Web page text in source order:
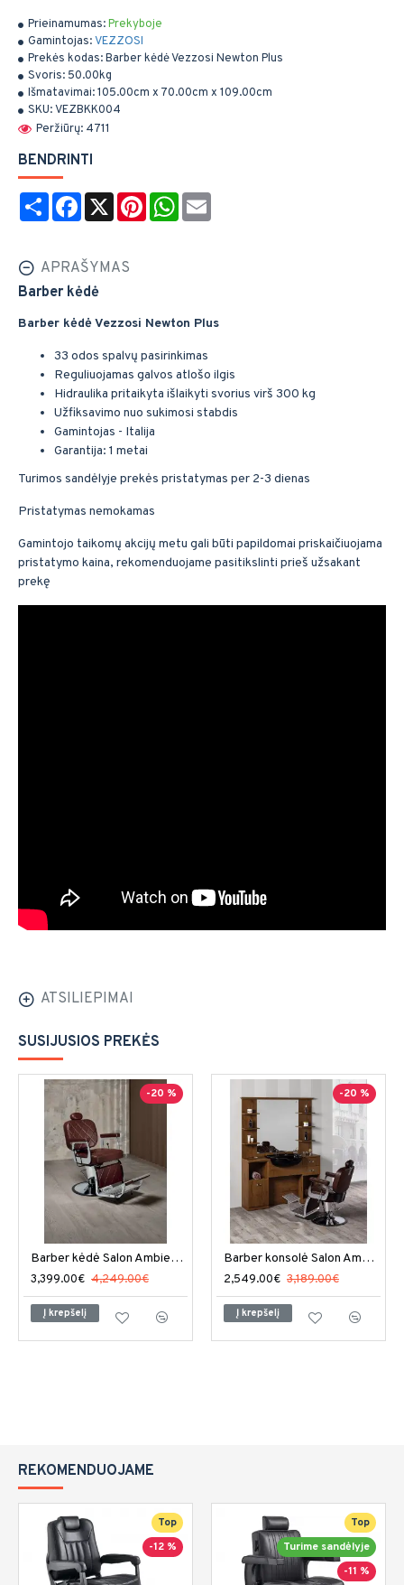
Prieinamumas:Prekyboje
Gamintojas:VEZZOSI
Prekės kodas:Barber kėdė Vezzosi Newton Plus
Svoris: 50.00kg
Išmatavimai:105.00cm x 70.00cm x 109.00cm
SKU:VEZBKK004
Peržiūrų: 4711
BENDRINTI
Share Facebook
X PinterestWhatsApp
APRAŠYMAS
Barber kėdė
Barber kėdė Vezzosi Newton Plus
33 odos spalvų pasirinkimas
Reguliuojamas galvos atlošo ilgis
Hidraulika pritaikyta išlaikyti svorius virš 300 kg
Užfiksavimo nuo sukimosi stabdis
Gamintojas - Italija
Garantija: 1 metai
Turimos sandėlyje prekės pristatymas per 2-3 dienas
Pristatymas nemokamas
Gamintojo taikomų akcijų metu gali būti papildomai priskaičiuojama
pristatymo kaina, rekomenduojame pasitikslinti prieš užsakant
prekę
ATSILIEPIMAI
SUSIJUSIOS PREKĖS
-20 %
Barber kėdė Salon Ambience Elite plius
3,399.00€ 4,249.00€
Į krepšelį
-20 %
Barber konsolė Salon Ambience Triomphe Vintage
2,549.00€ 3,189.00€
Į krepšelį
REKOMENDUOJAME
Top
-12 %
Top
Turime sandėlyje
-11 %